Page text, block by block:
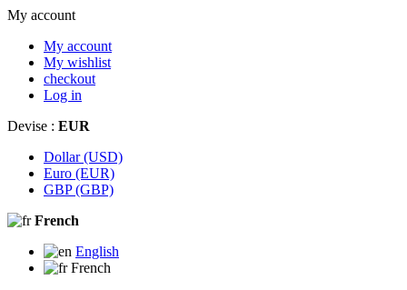
My account
My account
My wishlist
checkout
Log in
Devise : EUR
Dollar (USD)
Euro (EUR)
GBP (GBP)
French
English
French